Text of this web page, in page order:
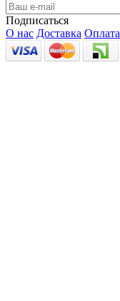
Подписаться
О нас Доставка Оплата